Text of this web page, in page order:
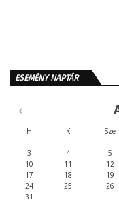
ESEMÉNY NAPTÁR
H K Sze
3
4 5
10
11 12
17
18 19
24
25 26
31